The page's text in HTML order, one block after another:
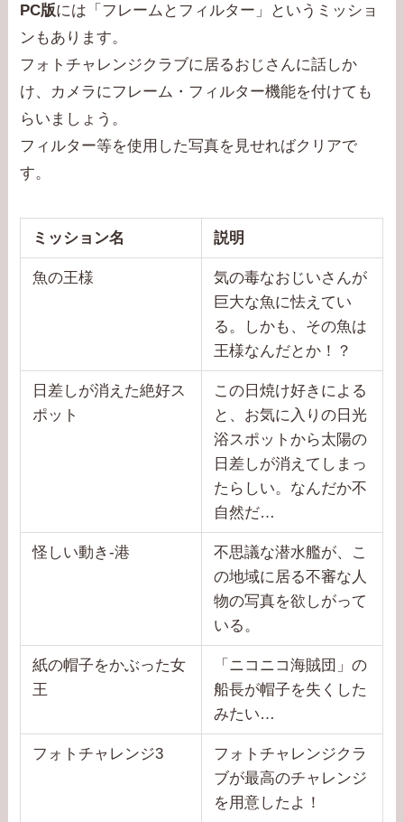
PC版には「フレームとフィルター」というミッショ
ンもあります。
フォトチャレンジクラブに居るおじさんに話しか
け、カメラにフレーム・フィルター機能を付けても
らいましょう。
フィルター等を使用した写真を見せればクリアで
す。
ミッション名 説明
魚の王様
気の毒なおじいさんが
巨大な魚に怯えてい
る。しかも、その魚は
王様なんだとか！？
日差しが消えた絶好ス
ポット
この日焼け好きによる
と、お気に入りの日光
浴スポットから太陽の
日差しが消えてしまっ
たらしい。なんだか不
自然だ…
怪しい動き-港
不思議な潜水艦が、こ
の地域に居る不審な人
物の写真を欲しがって
いる。
紙の帽子をかぶった女
王
「ニコニコ海賊団」の
船長が帽子を失くした
みたい…
フォトチャレンジ3
フォトチャレンジクラ
ブが最高のチャレンジ
を用意したよ！